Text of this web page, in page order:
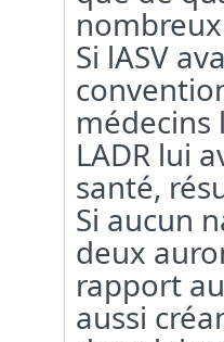
Si lASV
LADR lui
santé,
Si aucun
deux
rapport
aussi